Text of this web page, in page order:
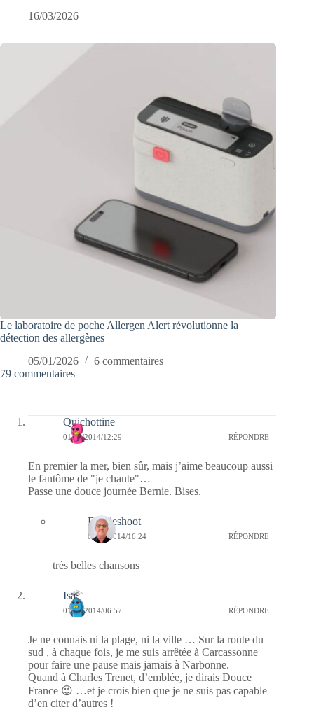
16/03/2026
Le laboratoire de poche Allergen Alert révolutionne la
détection des allergènes
05/01/2026
6 commentaires
79 commentaires
Quichottine
01/12/2014/12:29 RÉPONDRE
En premier la mer, bien sûr, mais j’aime beaucoup aussi
le fantôme de "je chante"…
Passe une douce journée Bernie. Bises.
Bernieshoot
01/12/2014/16:24 RÉPONDRE
très belles chansons
Isa
01/12/2014/06:57 RÉPONDRE
Je ne connais ni la plage, ni la ville … Sur la route du
sud , à chaque fois, je me suis arrêtée à Carcassonne
pour faire une pause mais jamais à Narbonne.
Quand à Charles Trenet, d’emblée, je dirais Douce
France 😉 …et je crois bien que je ne suis pas capable
d’en citer d’autres !